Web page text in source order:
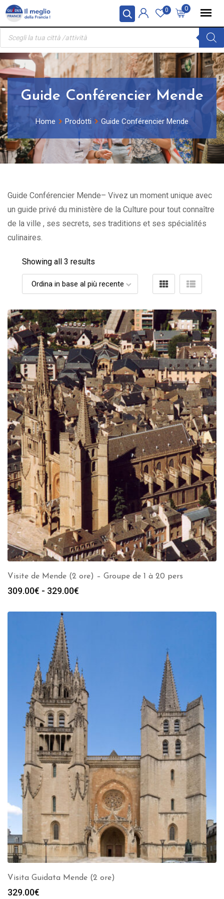
Pannello di gestione dei cookies
Skip
content
0
0
Ricerca
prodotti
Guide Conférencier Mende
Home Prodotti Guide Conférencier Mende
Guide Conférencier Mende– Vivez un moment unique avec
un guide privé du ministère de la Culture pour tout connaître
de la ville , ses secrets, ses traditions et ses spécialités
culinaires.
Showing all 3 results
Visite de Mende (2 ore) – Groupe de 1 à 20 pers
309.00€ - 329.00€
prezzo:
Visita Guidata Mende (2 ore)
329.00€